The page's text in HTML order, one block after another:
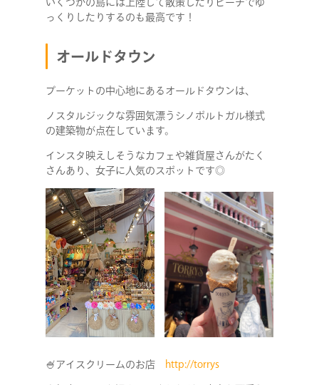
COMPANY
SERVICE
STAFF BLOG
NEWS
CONTACT
いくつかの島には上陸して散策したりビーチでゆ
っくりしたりするのも最高です！
オールドタウン
プーケットの中心地にあるオールドタウンは、
ノスタルジックな雰囲気漂うシノポルトガル様式
の建築物が点在しています。
インスタ映えしそうなカフェや雑貨屋さんがたく
さんあり、女子に人気のスポットです◎
🍧アイスクリームのお店 http://torrys